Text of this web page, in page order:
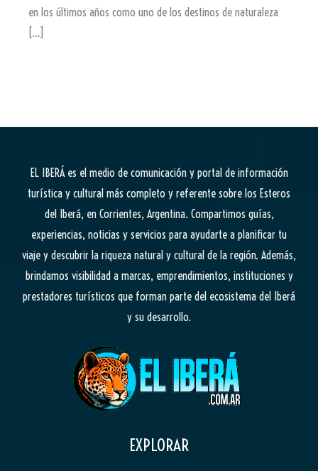
en los últimos años como uno de los destinos de naturaleza
[…]
EL IBERÁes el medio de comunicación y portal de información
turística y cultural más completo y referente sobre los Esteros
del Iberá, en Corrientes, Argentina. Compartimos guías,
experiencias, noticias y servicios para ayudarte a planificar tu
viaje y descubrir la riqueza natural y cultural de la región. Además,
brindamos visibilidad a marcas, emprendimientos, instituciones y
prestadores turísticos que forman parte del ecosistema del Iberá
y su desarrollo.
EXPLORAR